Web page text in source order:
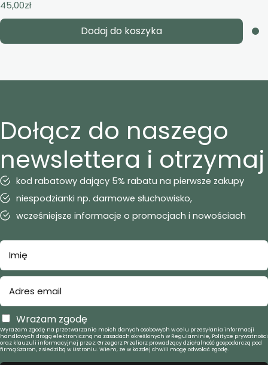
45,00zł
Dodaj do koszyka
Dołącz do naszego
newslettera i otrzymaj
kod rabatowy dający 5% rabatu na pierwsze zakupy
niespodzianki np. darmowe słuchowisko,
wcześniejsze informacje o promocjach i nowościach
Wrażam zgodę
Wyrażam zgodę na przetwarzanie moich danych osobowych w celu przesyłania informacji
handlowych drogą elektroniczną na zasadach określonych w Regulaminie, Polityce prywatności
oraz klauzuli informacyjnej przez: Grzegorz Przeliorz prowadzący działalność gospodarczą pod
firmą Szaron, z siedzibą w Ustroniu. Wiem, że w każdej chwili mogę odwołać zgodę.